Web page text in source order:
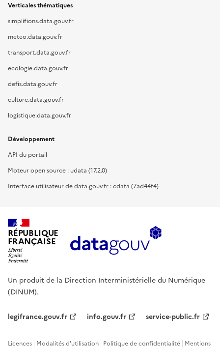
Verticales thématiques
simplifions.data.gouv.fr
meteo.data.gouv.fr
transport.data.gouv.fr
ecologie.data.gouv.fr
defis.data.gouv.fr
culture.data.gouv.fr
logistique.data.gouv.fr
Développement
API du portail
Moteur open source : udata (17.2.0)
Interface utilisateur de data.gouv.fr : cdata (7ad44f4)
RÉPUBLIQUE
FRANÇAISE
Un produit de la Direction Interministérielle du Numérique
(DINUM).
legifrance.gouv.fr info.gouv.fr service-public.fr
Licences Modalités d'utilisation Politique de confidentialité Mentions